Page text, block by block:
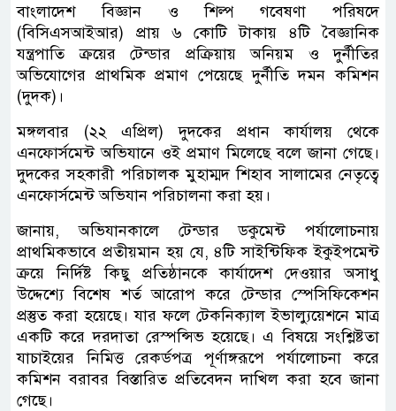
বাংলাদেশ বিজ্ঞান ও শিল্প গবেষণা পরিষদে
(বিসিএসআইআর) প্রায় ৬ কোটি টাকায় ৪টি বৈজ্ঞানিক
যন্ত্রপাতি ক্রয়ের টেন্ডার প্রক্রিয়ায় অনিয়ম ও দুর্নীতির
অভিযোগের প্রাথমিক প্রমাণ পেয়েছে দুর্নীতি দমন কমিশন
(দুদক)।
মঙ্গলবার (২২ এপ্রিল) দুদকের প্রধান কার্যালয় থেকে
এনফোর্সমেন্ট অভিযানে ওই প্রমাণ মিলেছে বলে জানা গেছে।
দুদকের সহকারী পরিচালক মুহাম্মদ শিহাব সালামের নেতৃত্বে
এনফোর্সমেন্ট অভিযান পরিচালনা করা হয়।
জানায়, অভিযানকালে টেন্ডার ডকুমেন্ট পর্যালোচনায়
প্রাথমিকভাবে প্রতীয়মান হয় যে, ৪টি সাইন্টিফিক ইকুইপমেন্ট
ক্রয়ে নির্দিষ্ট কিছু প্রতিষ্ঠানকে কার্যাদেশ দেওয়ার অসাধু
উদ্দেশ্যে বিশেষ শর্ত আরোপ করে টেন্ডার স্পেসিফিকেশন
প্রস্তুত করা হয়েছে। যার ফলে টেকনিক্যাল ইভাল্যুয়েশনে মাত্র
একটি করে দরদাতা রেস্পন্সিভ হয়েছে। এ বিষয়ে সংশ্লিষ্টতা
যাচাইয়ের নিমিত্ত রেকর্ডপত্র পূর্ণাঙ্গরূপে পর্যালোচনা করে
কমিশন বরাবর বিস্তারিত প্রতিবেদন দাখিল করা হবে জানা
গেছে।